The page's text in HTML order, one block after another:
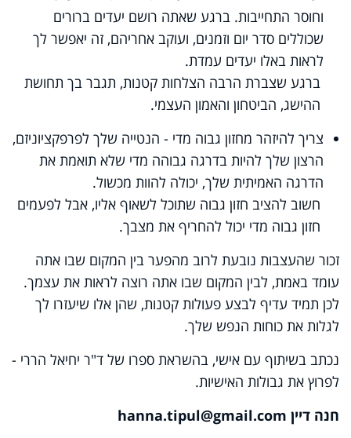
וחוסר התחייבות. ברגע שאתה רושם יעדים ברורים
שכוללים סדר יום וזמנים, ועוקב אחריהם, זה יאפשר לך
לראות באלו יעדים עמדת.
ברגע שצברת הרבה הצלחות קטנות, תגבר בך תחושת
ההישג, הביטחון והאמון העצמי.
צריך להיזהר מחזון גבוה מדי - הנטייה שלך לפרפקציוניזם,
הרצון שלך להיות בדרגה גבוהה מדי שלא תואמת את
הדרגה האמיתית שלך, יכולה להוות מכשול.
חשוב להציב חזון גבוה שתוכל לשאוף אליו, אבל לפעמים
חזון גבוה מדי יכול להחריף את מצבך.
זכור שהעצבות נובעת לרוב מהפער בין המקום שבו אתה
עומד באמת, לבין המקום שבו אתה רוצה לראות את עצמך.
לכן תמיד עדיף לבצע פעולות קטנות, שהן אלו שיעזרו לך
לגלות את כוחות הנפש שלך.
נכתב בשיתוף עם אישי, בהשראת ספרו של ד"ר יחיאל הררי -
לפרוץ את גבולות האישיות.
חנה דיין hanna.tipul@gmail.com